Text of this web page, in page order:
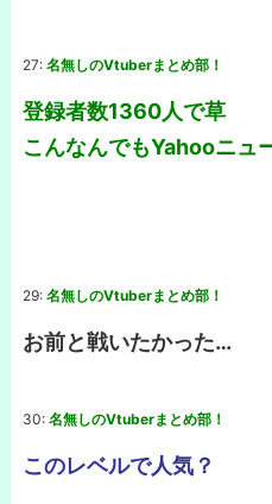
27: 名無しのVtuberまとめ部！
登録者数1360人で草
こんなんでもYahooニュ
29: 名無しのVtuberまとめ部！
お前と戦いたかった…
30: 名無しのVtuberまとめ部！
このレベルで人気？